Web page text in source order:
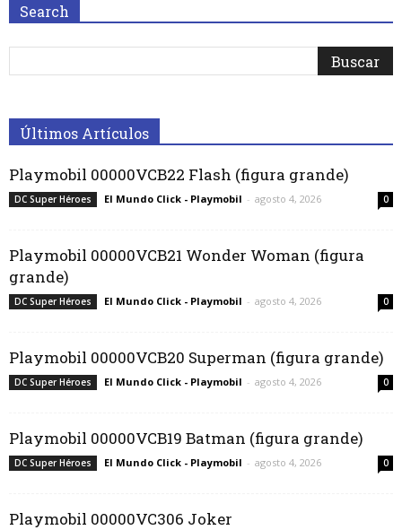
Search
Últimos Artículos
Playmobil 00000VCB22 Flash (figura grande)
DC Super Héroes El Mundo Click - Playmobil - agosto 4, 2026 0
Playmobil 00000VCB21 Wonder Woman (figura
grande)
DC Super Héroes El Mundo Click - Playmobil - agosto 4, 2026 0
Playmobil 00000VCB20 Superman (figura grande)
DC Super Héroes El Mundo Click - Playmobil - agosto 4, 2026 0
Playmobil 00000VCB19 Batman (figura grande)
DC Super Héroes El Mundo Click - Playmobil - agosto 4, 2026 0
Playmobil 00000VC306 Joker